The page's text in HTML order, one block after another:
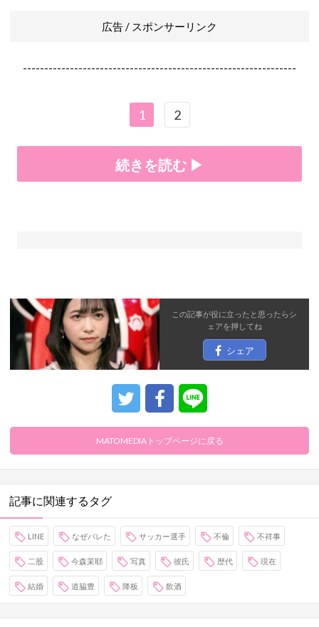
広告 / スポンサーリンク
----------------------------------------------------------------
1 2
続きを読む ▶
この記事が役に立ったと思ったらシ
ェアを押してね
シェア
MATOMEDIAトップページに戻る
記事に関連するタグ
LINE なぜバレた サッカー選手 不倫 不祥事
二股 今森茉耶 写真 彼氏 歴代 現在
結婚 道脇豊 降板 飲酒